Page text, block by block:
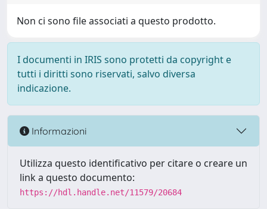
Non ci sono file associati a questo prodotto.
I documenti in IRIS sono protetti da copyright e
tutti i diritti sono riservati, salvo diversa
indicazione.
Informazioni
Utilizza questo identificativo per citare o creare un
link a questo documento:
https://hdl.handle.net/11579/20684